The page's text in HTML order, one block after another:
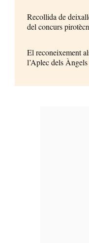
Recollida de
del concurs
El reconeixement
l’Aplec dels Àngels